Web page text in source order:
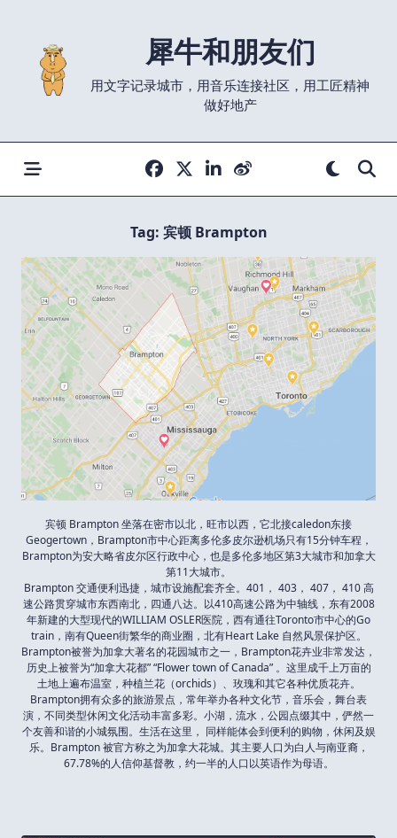
content
犀牛和朋友们
用文字记录城市，用音乐连接社区，用工匠精神
做好地产
Tag: 宾顿 Brampton
宾顿 Brampton 坐落在密市以北，旺市以西，它北接caledon东接
Geogertown，Brampton市中心距离多伦多皮尔逊机场只有15分钟车程，
Brampton为安大略省皮尔区行政中心，也是多伦多地区第3大城市和加拿大
第11大城市。
Brampton 交通便利迅捷，城市设施配套齐全。401， 403， 407， 410 高
速公路贯穿城市东西南北，四通八达。以410高速公路为中轴线，东有2008
年新建的大型现代的WILLIAM OSLER医院，西有通往Toronto市中心的Go
train，南有Queen街繁华的商业圈，北有Heart Lake 自然风景保护区。
Brampton被誉为加拿大著名的花园城市之一，Brampton花卉业非常发达，
历史上被誉为“加拿大花都” “Flower town of Canada” 。这里成千上万亩的
土地上遍布温室，种植兰花（orchids）、玫瑰和其它各种优质花卉。
Brampton拥有众多的旅游景点，常年举办各种文化节，音乐会，舞台表
演，不同类型休闲文化活动丰富多彩。小湖，流水，公园点缀其中，俨然一
个友善和谐的小城氛围。生活在这里， 同样能体会到便利的购物，休闲及娱
乐。Brampton 被官方称之为加拿大花城。其主要人口为白人与南亚裔，
67.78%的人信仰基督教，约一半的人口以英语作为母语。